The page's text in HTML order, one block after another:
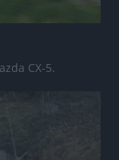
CX-5.